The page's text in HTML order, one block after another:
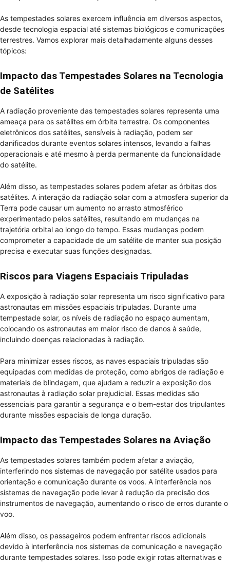
As tempestades solares exercem influência em diversos aspectos,
desde tecnologia espacial até sistemas biológicos e comunicações
terrestres. Vamos explorar mais detalhadamente alguns desses
tópicos:
Impacto das Tempestades Solares na Tecnologia
de Satélites
A radiação proveniente das tempestades solares representa uma
ameaça para os satélites em órbita terrestre. Os componentes
eletrônicos dos satélites, sensíveis à radiação, podem ser
danificados durante eventos solares intensos, levando a falhas
operacionais e até mesmo à perda permanente da funcionalidade
do satélite.
Além disso, as tempestades solares podem afetar as órbitas dos
satélites. A interação da radiação solar com a atmosfera superior da
Terra pode causar um aumento no arrasto atmosférico
experimentado pelos satélites, resultando em mudanças na
trajetória orbital ao longo do tempo. Essas mudanças podem
comprometer a capacidade de um satélite de manter sua posição
precisa e executar suas funções designadas.
Riscos para Viagens Espaciais Tripuladas
A exposição à radiação solar representa um risco significativo para
astronautas em missões espaciais tripuladas. Durante uma
tempestade solar, os níveis de radiação no espaço aumentam,
colocando os astronautas em maior risco de danos à saúde,
incluindo doenças relacionadas à radiação.
Para minimizar esses riscos, as naves espaciais tripuladas são
equipadas com medidas de proteção, como abrigos de radiação e
materiais de blindagem, que ajudam a reduzir a exposição dos
astronautas à radiação solar prejudicial. Essas medidas são
essenciais para garantir a segurança e o bem-estar dos tripulantes
durante missões espaciais de longa duração.
Impacto das Tempestades Solares na Aviação
As tempestades solares também podem afetar a aviação,
interferindo nos sistemas de navegação por satélite usados para
orientação e comunicação durante os voos. A interferência nos
sistemas de navegação pode levar à redução da precisão dos
instrumentos de navegação, aumentando o risco de erros durante o
voo.
Além disso, os passageiros podem enfrentar riscos adicionais
devido à interferência nos sistemas de comunicação e navegação
durante tempestades solares. Isso pode exigir rotas alternativas e